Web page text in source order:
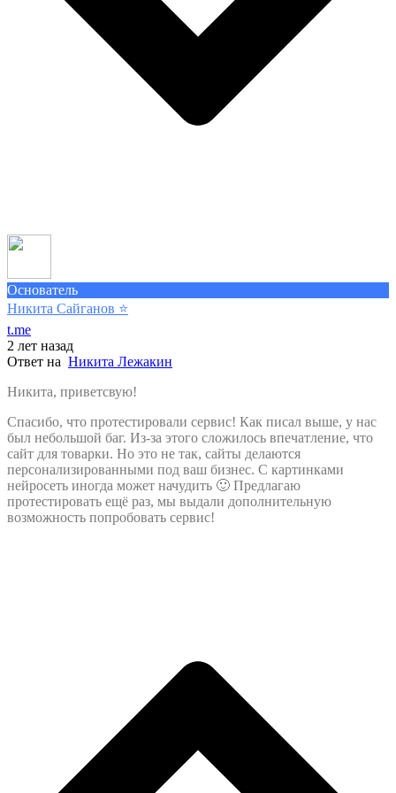
Основатель
Никита Сайганов ⭐️
t.me
2 лет назад
Ответ на Никита Лежакин
Никита, приветсвую!
Спасибо, что протестировали сервис! Как писал выше, у нас
был небольшой баг. Из-за этого сложилось впечатление, что
сайт для товарки. Но это не так, сайты делаются
персонализированными под ваш бизнес. С картинками
нейросеть иногда может начудить 🙂 Предлагаю
протестировать ещё раз, мы выдали дополнительную
возможность попробовать сервис!